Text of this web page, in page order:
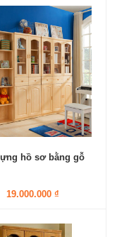
hồ sơ bằng gỗ
19.000.000 ₫